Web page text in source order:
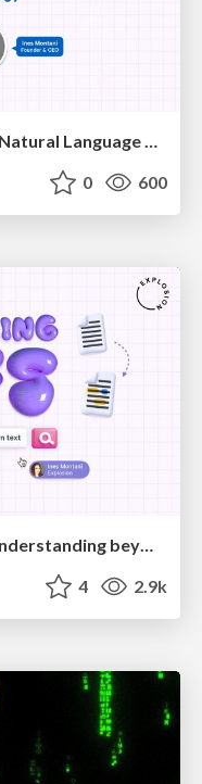
HU Berlin: Industrial-Strength Natural Language Processing with spaCy and Prodigy
0 600
Conquering PDFs: document understanding beyond plain text
4 2.9k